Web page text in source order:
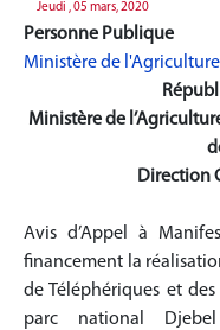
Jeudi , 05 mars, 2020
Personne Publique
Ministère de l'Agriculture
Ministère de
Direction
Avis d’Appel à
financement la
de Téléphériques et
parc national